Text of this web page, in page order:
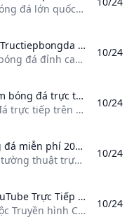
FPT Play trực tiếp các giải bóng đá lớn quốc tế và Việt Nam: C1, C2, C3, ngoại hạng Anh, FA, ĐTVN, U23, V.League, Cúp Quốc Gia. Link xem chất lượng cao Full HD.
Trực tiếp bóng đá nhà cái - Tructiepbongda - Chrome Web Store Xem trực tiếp các trận đấu bóng đá đỉnh cao cập nhật link truc tiep bong da hd được nhà cái tổng hợp.
Xem trực tiếp các trận đấu bóng đá đỉnh cao, cập nhật link truc tiep bong da hd được nhà cái tổng hợp. Google doesn’t verify reviews. Learn more about results and reviews. Not being sold to third parties, outside of the approved use cases Not being used or transferred for purposes that are unrelated to the item’s core functionality Not being used or transferred to determine creditworthiness or for lending purposes
10/24
Hướng dẫn chi tiết cách xem bóng đá trực tiếp trên Youtube Làm thế nào để xem bóng đá trực tiếp trên Youtube? Chính vì thế bài viết này sẽ hướng dẫn một cách chi tiết và dễ hiểu nhất.
Làm thế nào để xem bóng đá trực tiếp trên Youtube? Chính vì thế, bài viết này sẽ hướng dẫn một cách chi tiết và dễ hiểu nhất. Hiện nay, YouTube có rất nhiều kênh giúp chúng ta có thể dễ dàng xem trực tiếp bóng đá. Các kênh như VTV, Bóng đá TV, FPT Play, K+ là những cái tên quen thuộc với mọi người. Các kênh này cung cấp hình ảnh chất lượng cao và đường truyền ổn định, mang đến những trận bóng đá độc quyền cho Việt Nam.
10/24
TOP 4 phần mềm xem bóng đá miễn phí 2021 Các chương trình nội dung tường thuật trực tiếp bóng đá luôn được nhiều người ưa thích. Tuy nhiên việc theo dõi các chương trình này ngày nay đòi hỏi chúng ta phải mất một khoản chi phí để theo dõi các giải túc cầu ưa thích. Sau đây bài viết sẽ chia sẻ đến các bạn các phần mềm...
Các chương trình nội dung tường thuật trực tiếp bóng đá luôn được nhiều người ưa thích. Tuy nhiên việc theo dõi các chương trình này ngày nay đòi hỏi chúng ta phải mất một khoản chi phí, để theo dõi các giải túc cầu ưa thích. Sau đây bài viết sẽ chia sẻ đến các bạn các phần mềm… Đây là 4 ứng dụng xem bóng đá miễn phí trên PC và mobile đáng sử dụng nhất hiện nay.
10/24
Trực Tiếp Bóng Chuyền - YouTube Trực Tiếp Bóng Chuyền thuộc Truyền hình Cáp Việt Nam VTVcab Đài Truyền hình Việt Nam✪ Website: http://on.vtvcab.vn/✉ Email:
Trực Tiếp Bóng Chuyền thuộc Truyền hình Cáp Việt Nam VTVcab, Đài Truyền hình Việt Nam✪ Website: http://on.vtvcab.vn/✉ Email:
10/24